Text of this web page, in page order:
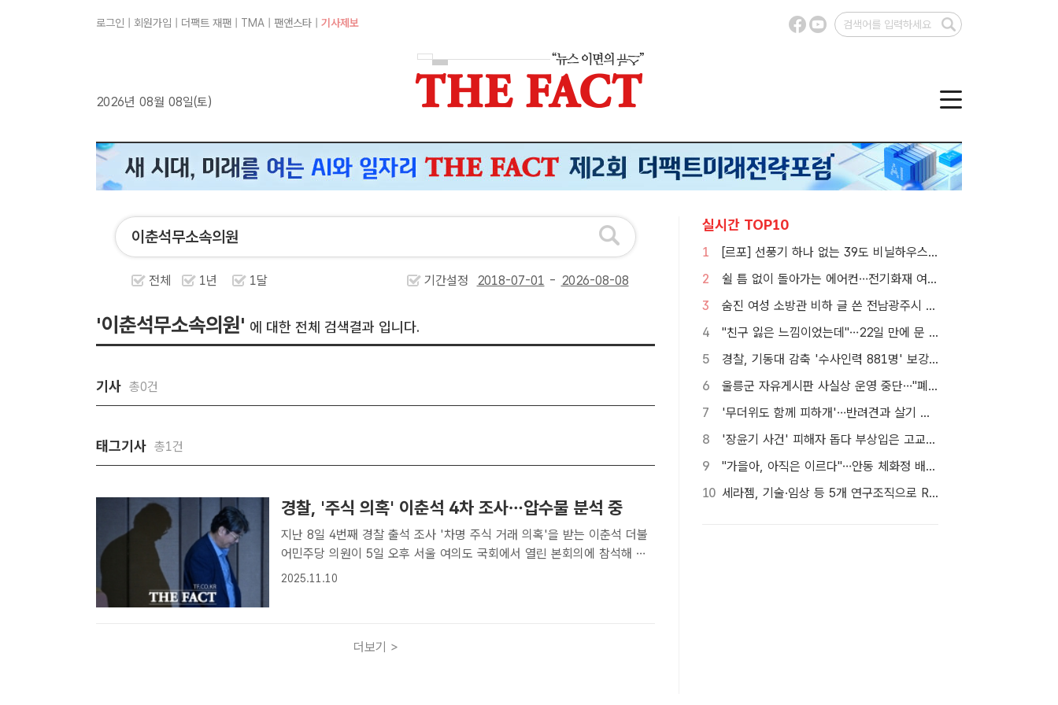
로그인 회원가입 더팩트 재팬 TMA 팬앤스타 기사제보
2026년 08월 08일(토)
전체 1년 1달 기간설정 -
'이춘석무소속의원' 에 대한 전체 검색결과 입니다.
기사 총0건
태그기사 총1건
경찰, '주식 의혹' 이춘석 4차 조사…압수물 분석 중
지난 8일 4번째 경찰 출석 조사 '차명 주식 거래 의혹'을 받는 이춘석 더불
어민주당 의원이 5일 오후 서울 여의도 국회에서 열린 본회의에 참석해 투
표를 위해 이동하고 있다. /국회=박헌우 기자[더팩트ㅣ강주영 기자] 경찰이
2025.11.10
더보기 >
실시간 TOP10
1
[르포] 선풍기 하나 없는 39도 비닐하우스…이주노동자의 '악몽같은 폭염'
2
쉴 틈 없이 돌아가는 에어컨…전기화재 여름철에 몰린다
3
숨진 여성 소방관 비하 글 쓴 전남광주시 공무원 입건
4
"친구 잃은 느낌이었는데"…22일 만에 문 연 홈플러스 가보니[TF현장]
5
경찰, 기동대 감축 '수사인력 881명' 보강…9월 초까지 상피제 시행
6
울릉군 자유게시판 사실상 운영 중단…"폐쇄" vs "소통창구 지켜야"
7
'무더위도 함께 피하개'…반려견과 살기 좋은 자치구는 어디
8
'장윤기 사건' 피해자 돕다 부상입은 고교생 의상자 인정
9
"가을아, 아직은 이르다"…안동 체화정 배롱나무의 마지막 여름
10
세라젬, 기술·임상 등 5개 연구조직으로 R&D 역량 강화